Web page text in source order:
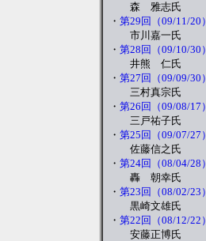
森 雅志氏
・ 第29回（09/11/20）
市川嘉一氏
・ 第28回（09/10/30）
井熊 仁氏
・ 第27回（09/09/30）
三村真宗氏
・ 第26回（09/08/17）
三戸祐子氏
・ 第25回（09/07/27）
佐藤信之氏
・ 第24回（08/04/28）
轟 朝幸氏
・ 第23回（08/02/23）
黒崎文雄氏
・ 第22回（08/12/22）
安藤正博氏